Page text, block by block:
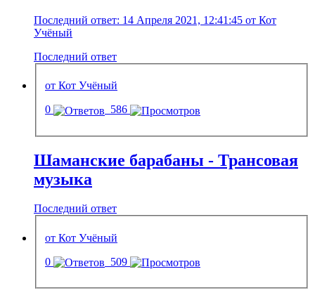
Последний ответ: 14 Апреля 2021, 12:41:45 от Кот
Учёный
Последний ответ
от Кот Учёный
0
586
Шаманские барабаны - Трансовая
музыка
Последний ответ
от Кот Учёный
0
509